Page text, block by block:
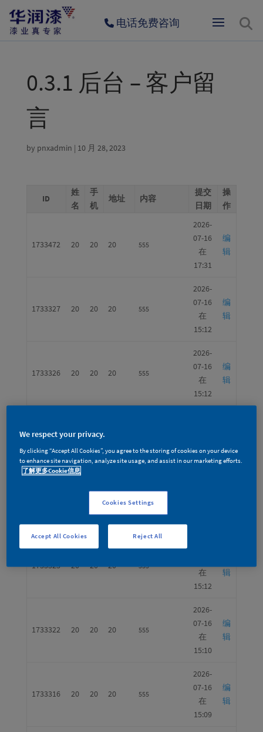
电话免费咨询
0.3.1 后台 – 客户留
言
by pnxadmin | 10 月 28, 2023
ID
姓
名
手
机
地址 内容
提交
日期
操
作
1733472 20 20 20 555
2026-
07-16
在
17:31
编
辑
1733327 20 20 20 555
2026-
07-16
在
15:12
编
辑
1733326 20 20 20 555
2026-
07-16
在
15:12
编
辑
1733325 20 20
15:12
20 555
1733323 20 20 20 555
在
15:12
辑
1733322 20 20 20 555
2026-
07-16
在
15:10
编
辑
1733316 20 20 20 555
2026-
07-16
在
15:09
编
辑
We respect your privacy.
By clicking “Accept All Cookies”, you agree to the storing of cookies on your device
to enhance site navigation, analyze site usage, and assist in our marketing efforts.
了解更多Cookie信息
Cookies Settings
Reject All
Accept All Cookies